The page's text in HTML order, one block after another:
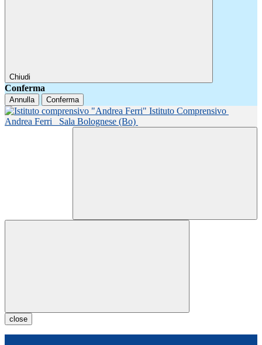
Chiudi
Conferma
Annulla Conferma
Istituto Comprensivo
Andrea Ferri
Sala Bolognese (Bo)
close